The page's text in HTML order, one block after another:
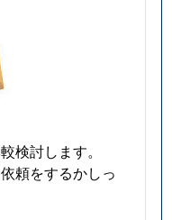
検討します。
頼をするかしっ